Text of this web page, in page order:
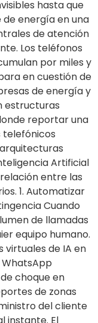
hasta que
energía en una
de atención
Los teléfonos
por miles y
en cuestión de
de energía y
estructuras
reportar una
telefónicos
Artificial
entre las
1. Automatizar
Cuando
de llamadas
equipo humano.
virtuales de IA en
choque en
de zonas
del cliente